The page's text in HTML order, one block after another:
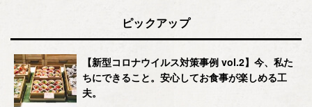
ピックアップ
【新型コロナウイルス対策事例 vol.2】今、私た
ちにできること。安心してお食事が楽しめる工
夫。